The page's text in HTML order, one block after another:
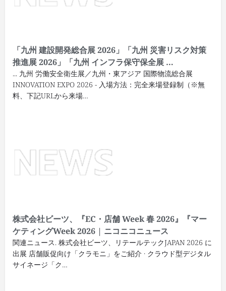
「九州 建設開発総合展 2026」「九州 災害リスク対策
推進展 2026」「九州 インフラ保守保全展 …
... 九州 労働安全衛生展／九州・東アジア 国際物流総合展
INNOVATION EXPO 2026 - 入場方法：完全来場登録制（※無
料、下記URLから来場…
株式会社ビーツ、『EC・店舗 Week 春 2026』『マー
ケティングWeek 2026 | ニコニコニュース
関連ニュース. 株式会社ビーツ、リテールテックJAPAN 2026 に
出展 店舗販促向け「クラモニ」をご紹介 · クラウド型デジタル
サイネージ「ク…